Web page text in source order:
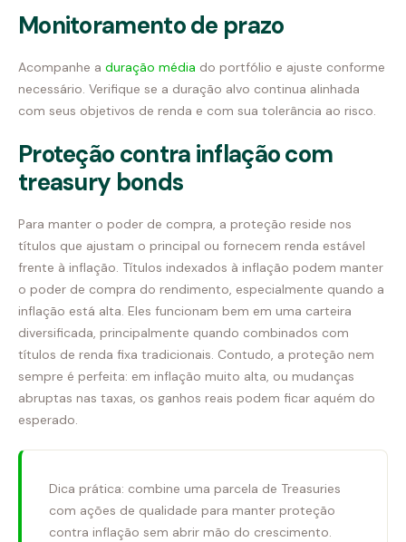
Monitoramento de prazo
Acompanhe a duração média do portfólio e ajuste conforme
necessário. Verifique se a duração alvo continua alinhada
com seus objetivos de renda e com sua tolerância ao risco.
Proteção contra inflação com
treasury bonds
Para manter o poder de compra, a proteção reside nos
títulos que ajustam o principal ou fornecem renda estável
frente à inflação. Títulos indexados à inflação podem manter
o poder de compra do rendimento, especialmente quando a
inflação está alta. Eles funcionam bem em uma carteira
diversificada, principalmente quando combinados com
títulos de renda fixa tradicionais. Contudo, a proteção nem
sempre é perfeita: em inflação muito alta, ou mudanças
abruptas nas taxas, os ganhos reais podem ficar aquém do
esperado.
Dica prática: combine uma parcela de Treasuries
com ações de qualidade para manter proteção
contra inflação sem abrir mão do crescimento.